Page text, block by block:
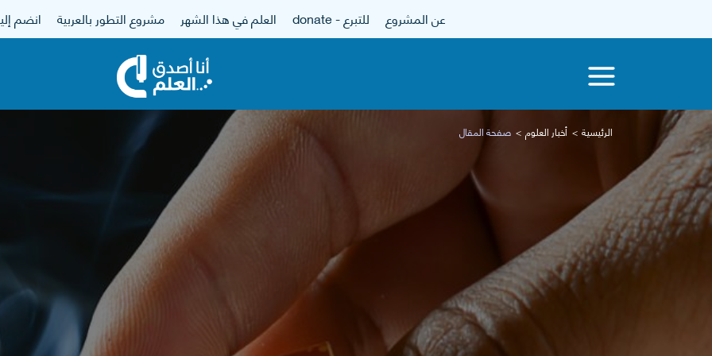
عن المشروع للتبرع - donate العلم في هذا الشهر مشروع التطور بالعربية انضم
الرئيسية أخبار العلوم صفحة المقال